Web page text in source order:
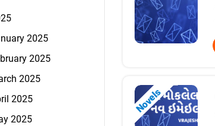
2025
2025
2025
2025
2025
Novels